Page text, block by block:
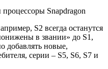
S2 всегда останутся
в звании» до S1,
добавлять новые,
серии – S5, S6, S7 и